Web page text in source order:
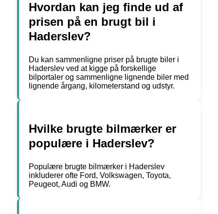
Hvordan kan jeg finde ud af
prisen på en brugt bil i
Haderslev?
Du kan sammenligne priser på brugte biler i
Haderslev ved at kigge på forskellige
bilportaler og sammenligne lignende biler med
lignende årgang, kilometerstand og udstyr.
Hvilke brugte bilmærker er
populære i Haderslev?
Populære brugte bilmærker i Haderslev
inkluderer ofte Ford, Volkswagen, Toyota,
Peugeot, Audi og BMW.